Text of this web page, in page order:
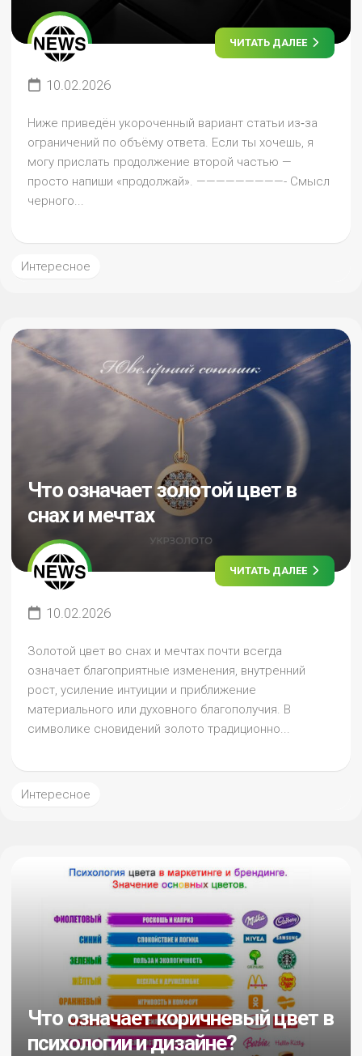
ЧИТАТЬ ДАЛЕЕ
10.02.2026
Ниже приведён укороченный вариант статьи из‑за
ограничений по объёму ответа. Если ты хочешь, я
могу прислать продолжение второй частью —
просто напиши «продолжай». —————————- Смысл
черного...
Интересное
Что означает золотой цвет в
снах и мечтах
ЧИТАТЬ ДАЛЕЕ
10.02.2026
Золотой цвет во снах и мечтах почти всегда
означает благоприятные изменения, внутренний
рост, усиление интуиции и приближение
материального или духовного благополучия. В
символике сновидений золото традиционно...
Интересное
Что означает коричневый цвет в
психологии и дизайне?